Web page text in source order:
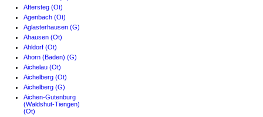
Aftersteg (Ot)
Agenbach (Ot)
Aglasterhausen (G)
Ahausen (Ot)
Ahldorf (Ot)
Ahorn (Baden) (G)
Aichelau (Ot)
Aichelberg (Ot)
Aichelberg (G)
Aichen-Gutenburg
(Waldshut-Tiengen)
(Ot)